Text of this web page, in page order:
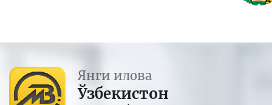
Янги илова
Ўзбекистон